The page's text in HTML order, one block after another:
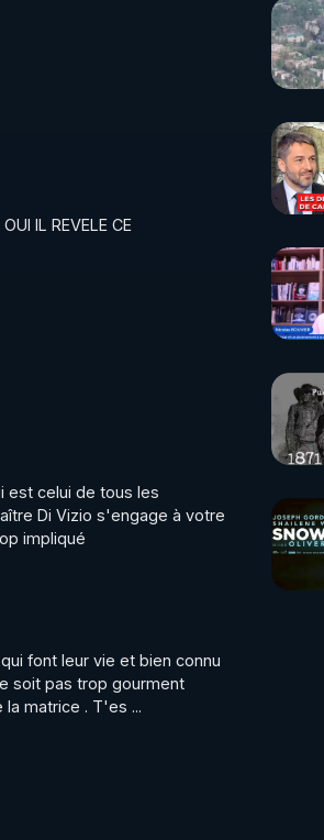
IL REVELE CE
est celui de tous les
Di Vizio s'engage à votre
impliqué
font leur vie et bien connu
soit pas trop gourment
matrice . T'es ...